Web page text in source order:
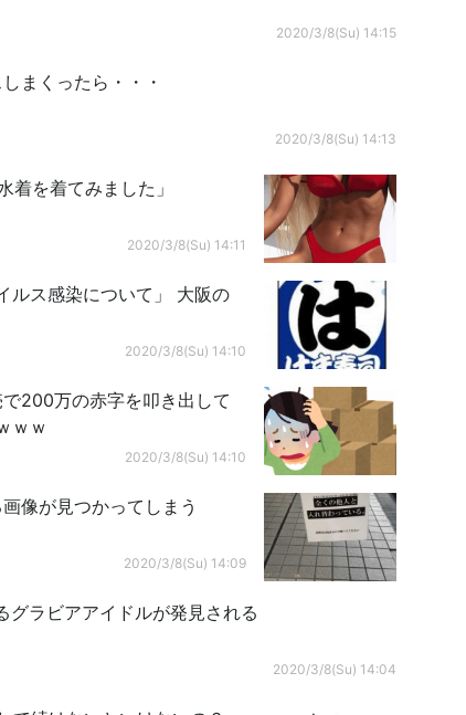
2020/3/8(Su) 14:15
まくったら・・・
2020/3/8(Su) 14:13
着を着てみました」
2020/3/8(Su) 14:11
ルス感染について」 大阪の
2020/3/8(Su) 14:10
で200万の赤字を叩き出して
ｗｗ
2020/3/8(Su) 14:10
像が見つかってしまう
2020/3/8(Su) 14:09
ラビアアイドルが発見される
2020/3/8(Su) 14:04